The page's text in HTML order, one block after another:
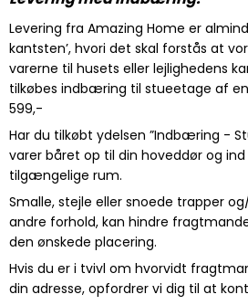
Levering fra Amazing Home er
kantsten’, hvori det skal forstås at
varerne til husets eller lejlighedens
tilkøbes indbæring til stueetage af
599,-
Har du tilkøbt ydelsen ”Indbæring -
varer båret op til din hoveddør og
tilgængelige rum.
Smalle, stejle eller snoede trapper
andre forhold, kan hindre
den ønskede placering.
Hvis du er i tvivl om hvorvidt
din adresse, opfordrer vi dig til at